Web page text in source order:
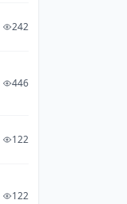
242
446
122
122